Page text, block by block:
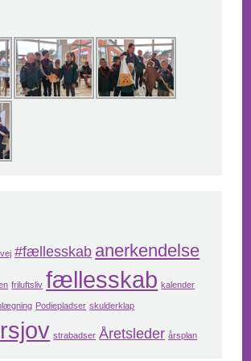
#fællesskab anerkendelse
friluftsliv fællesskab kalender
Podiepladser skulderklap
strabadser Åretsleder årsplan